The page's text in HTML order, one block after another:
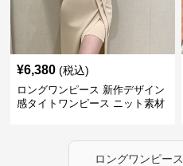
¥6,380 (税込)
ロングワンピース 新作デザイン
感タイトワンピース ニット素材
ロングワンピース